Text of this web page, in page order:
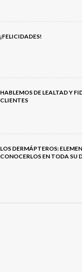
¡FELICIDADES!
HABLEMOS DE LEALTAD Y
CLIENTES
LOS DERMÁPTEROS:
CONOCERLOS EN TODA SU